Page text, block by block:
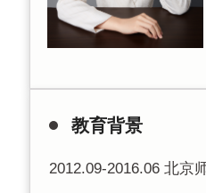
教育背景
2012.09-2016.06 北京